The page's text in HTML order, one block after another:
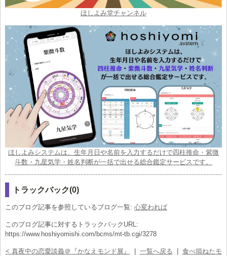
ほしよみ堂チャンネル
ほしよみシステムは、生年月日や名前を入力するだけで四柱推命・紫微
斗数・九星気学・姓名判断が一括で出せる総合鑑定サービスです。
トラックバック(0)
このブログ記事を参照しているブログ一覧: 心変われば
このブログ記事に対するトラックバックURL:
https://www.hoshiyomishi.com/bcms/mt-tb.cgi/3278
< 真夜中の恋愛談義＠『かなえモンド展』 一覧へ戻る
食べ損ねたモ